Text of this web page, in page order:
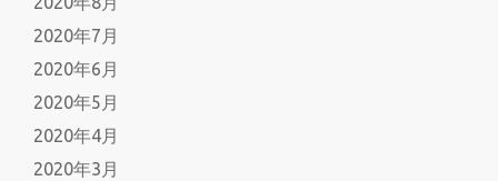
2020年7月
2020年6月
2020年5月
2020年4月
2020年3月